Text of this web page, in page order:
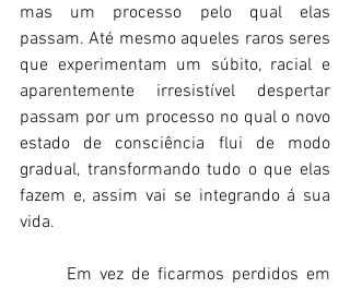
mas um processo pelo qual elas
passam. Até mesmo aqueles raros seres
que experimentam um súbito, racial e
aparentemente irresistível despertar
passam por um processo no qual o novo
estado de consciência flui de modo
gradual, transformando tudo o que elas
fazem e, assim vai se integrando á sua
vida.
Em vez de ficarmos perdidos em